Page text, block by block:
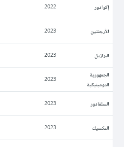
إكوادور 2022
الأرجنتين 2023
البرازيل 2023
الجمهورية
الدومينيكية
2023
السلفادور 2023
المكسيك 2023